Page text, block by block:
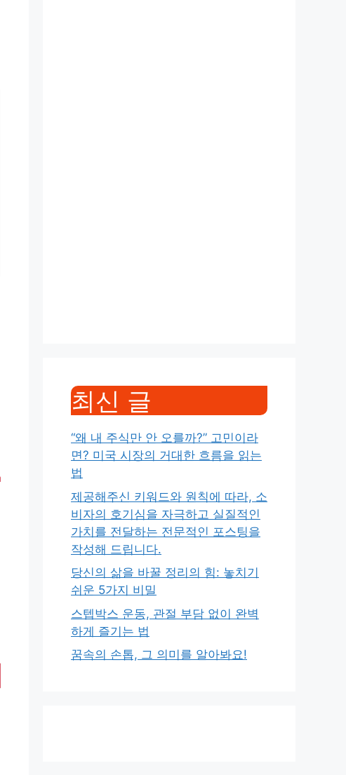
최신 글
“왜 내 주식만 안 오를까?” 고민이라
면? 미국 시장의 거대한 흐름을 읽는
법
제공해주신 키워드와 원칙에 따라, 소
비자의 호기심을 자극하고 실질적인
가치를 전달하는 전문적인 포스팅을
작성해 드립니다.
당신의 삶을 바꿀 정리의 힘: 놓치기
쉬운 5가지 비밀
스텝박스 운동, 관절 부담 없이 완벽
하게 즐기는 법
꿈속의 손톱, 그 의미를 알아봐요!